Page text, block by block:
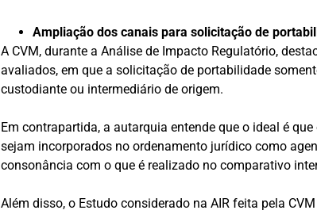
Ampliação dos canais para solicitação de
A CVM, durante a Análise de Impacto Regulatório,
avaliados, em que a solicitação de portabilidade
custodiante ou intermediário de origem.
Em contrapartida, a autarquia entende que o ideal é
sejam incorporados no ordenamento jurídico como
consonância com o que é realizado no comparativo
Além disso, o Estudo considerado na AIR feita pela